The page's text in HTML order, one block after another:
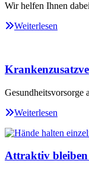
Wir helfen Ihnen
Weiterlesen
Gesundheitsvorsorge
Weiterlesen
Attraktiv bleiben